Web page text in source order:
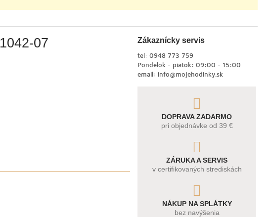
07 Zákaznícky servis
tel: 0948 773 759
Pondelok - piatok: 09:00 - 15:00
email: info@mojehodinky.sk
DOPRAVA ZADARMO
pri objednávke od 39 €
ZÁRUKA A SERVIS
v certifikovaných strediskách
NÁKUP NA SPLÁTKY
bez navýšenia